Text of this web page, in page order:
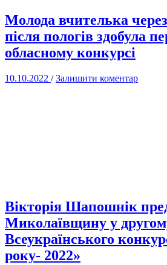
Молода вчителька
після пологів здобула
обласному конкурсі
10.10.2022 /Залишити коментар
Вікторія Шапошнік
Миколаївщину у
Всеукраїнського
року- 2022»